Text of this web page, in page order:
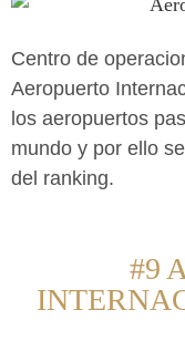
Centro de
Aeropuerto
los aeropuertos
mundo y por ello
del ranking.
#9